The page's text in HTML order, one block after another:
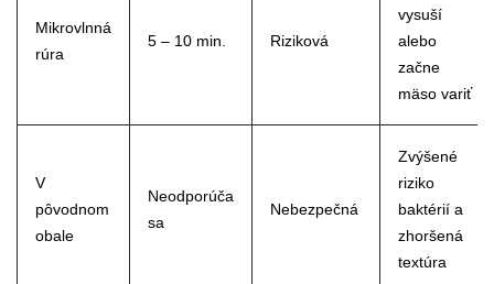
Mikrovlnná
rúra
5 – 10 min. Riziková
vysuší
alebo
začne
mäso variť
V
pôvodnom
obale
Neodporúča
sa
Nebezpečná
Zvýšené
riziko
baktérií a
zhoršená
textúra